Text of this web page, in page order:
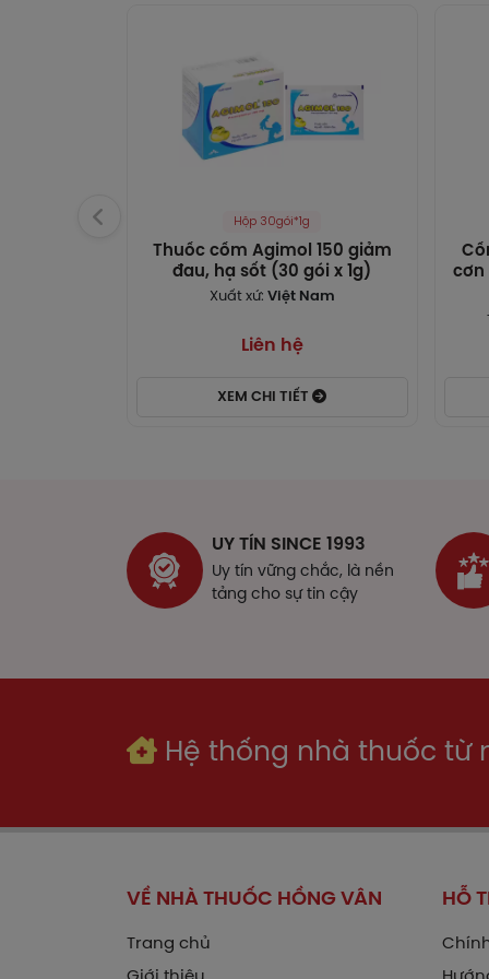
Tiffy
Hộp 30gói*1g
Thuốc cốm Agimol 150 giảm
đau, hạ sốt (30 gói x 1g)
Xuất xứ: Việt Nam
Liên hệ
XEM CHI TIẾT
cơn
UY TÍN SINCE 1993
Uy tín vững chắc, là nền
tảng cho sự tin cậy
Hệ thống nhà thuốc từ
VỀ NHÀ THUỐC HỒNG VÂN
Trang chủ
HỖ